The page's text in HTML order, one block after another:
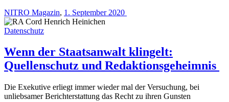
NITRO Magazin, 1. September 2020
Datenschutz
Wenn der Staatsanwalt klingelt:
Quellenschutz und Redaktionsgeheimnis
Die Exekutive erliegt immer wieder mal der Versuchung, bei
unliebsamer Berichterstattung das Recht zu ihren Gunsten